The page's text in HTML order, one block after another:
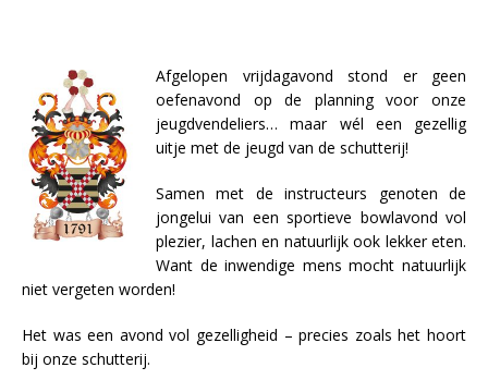
Afgelopen vrijdagavond stond er geen
oefenavond op de planning voor onze
jeugdvendeliers… maar wél een gezellig
uitje met de jeugd van de schutterij!
Samen met de instructeurs genoten de
jongelui van een sportieve bowlavond vol
plezier, lachen en natuurlijk ook lekker eten.
Want de inwendige mens mocht natuurlijk
niet vergeten worden!
Het was een avond vol gezelligheid – precies zoals het hoort
bij onze schutterij.